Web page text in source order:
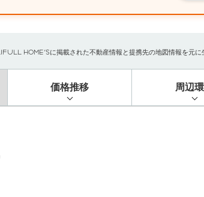
HOME'Sに掲載された不動産情報と提携先の地図情報を元
価格推移 周辺